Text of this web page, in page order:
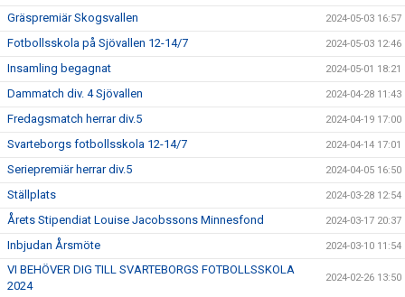
Gräspremiär Skogsvallen 2024-05-03 16:57
Fotbollsskola på Sjövallen 12-14/7 2024-05-03 12:46
Insamling begagnat 2024-05-01 18:21
Dammatch div. 4 Sjövallen 2024-04-28 11:43
Fredagsmatch herrar div.5 2024-04-19 17:00
Svarteborgs fotbollsskola 12-14/7 2024-04-14 17:01
Seriepremiär herrar div.5 2024-04-05 16:50
Ställplats 2024-03-28 12:54
Årets Stipendiat Louise Jacobssons Minnesfond 2024-03-17 20:37
Inbjudan Årsmöte 2024-03-10 11:54
VI BEHÖVER DIG TILL SVARTEBORGS FOTBOLLSSKOLA
2024
2024-02-26 13:50